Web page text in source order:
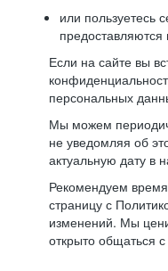
или пользуетесь
предоставляются
Если на сайте вы
персональных
Мы можем
не уведомляя об
актуальную дату в
Рекомендуем
страницу с
изменений. Мы
открыто общаться